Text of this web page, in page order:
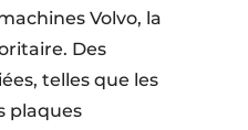
Volvo, la
Des
telles que les
plaques